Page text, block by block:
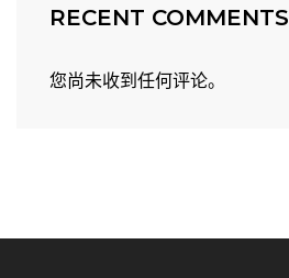
RECENT COMMENTS
您尚未收到任何评论。